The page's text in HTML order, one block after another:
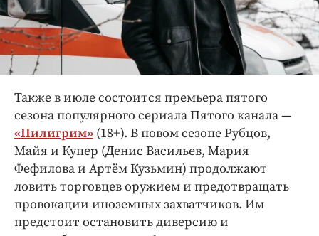
Также в июле состоится премьера пятого
сезона популярного сериала Пятого канала —
«Пилигрим» (18+). В новом сезоне Рубцов,
Майя и Купер (Денис Васильев, Мария
Фефилова и Артём Кузьмин) продолжают
ловить торговцев оружием и предотвращать
провокации иноземных захватчиков. Им
предстоит остановить диверсию и